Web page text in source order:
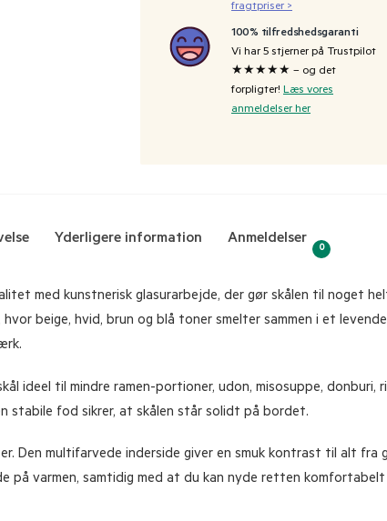
fragtpriser >
100% tilfredshedsgaranti
Vi har 5 stjerner på Trustpilot
★★★★★ – og det
forpligter! Læs vores
anmeldelser her
Yderligere information Anmeldelser
0
med kunstnerisk glasurarbejde, der gør skålen til noget
beige, hvid, brun og blå toner smelter sammen i et
ideel til mindre ramen-portioner, udon, misosuppe, donburi,
stabile fod sikrer, at skålen står solidt på bordet.
Den multifarvede inderside giver en smuk kontrast til alt
på varmen, samtidig med at du kan nyde retten